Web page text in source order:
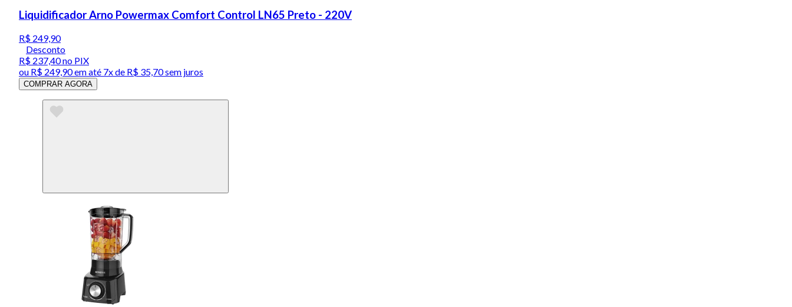
Liquidificador Arno Powermax Comfort Control LN65 Preto - 220V
R$ 249,90
Desconto
R$ 237,40no PIX
ou R$ 249,90em até 7x de R$ 35,70 sem juros
COMPRAR AGORA